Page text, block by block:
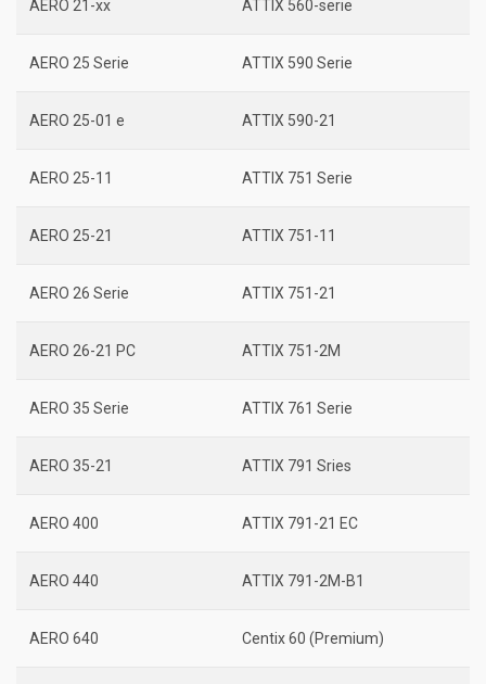
AERO 21-xx ATTIX 560-serie
AERO 25 Serie ATTIX 590 Serie
AERO 25-01 e ATTIX 590-21
AERO 25-11 ATTIX 751 Serie
AERO 25-21 ATTIX 751-11
AERO 26 Serie ATTIX 751-21
AERO 26-21 PC ATTIX 751-2M
AERO 35 Serie ATTIX 761 Serie
AERO 35-21 ATTIX 791 Sries
AERO 400 ATTIX 791-21 EC
AERO 440 ATTIX 791-2M-B1
AERO 640 Centix 60 (Premium)